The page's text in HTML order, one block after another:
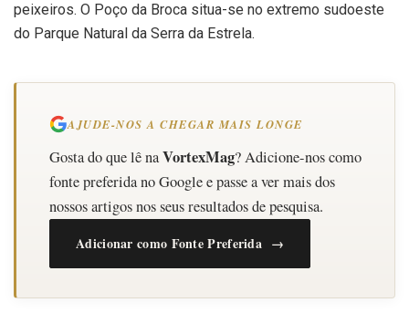
peixeiros. O Poço da Broca situa-se no extremo sudoeste
do Parque Natural da Serra da Estrela.
AJUDE-NOS A CHEGAR MAIS LONGE
Gosta do que lê naVortexMag? Adicione-nos como
fonte preferida no Google e passe a ver mais dos
nossos artigos nos seus resultados de pesquisa.
Adicionar como Fonte Preferida →